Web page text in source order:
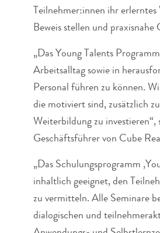
Teilnehmer:innen ihr
Beweis stellen und praxisnahe
„Das Young Talents
Arbeitsalltag sowie in
Personal führen zu können.
die motiviert sind, zusätzlich
Weiterbildung zu
Geschäftsführer von Cube
„Das Schulungsprogramm
inhaltlich geeignet, den
zu vermitteln. Alle Seminare
dialogischen und